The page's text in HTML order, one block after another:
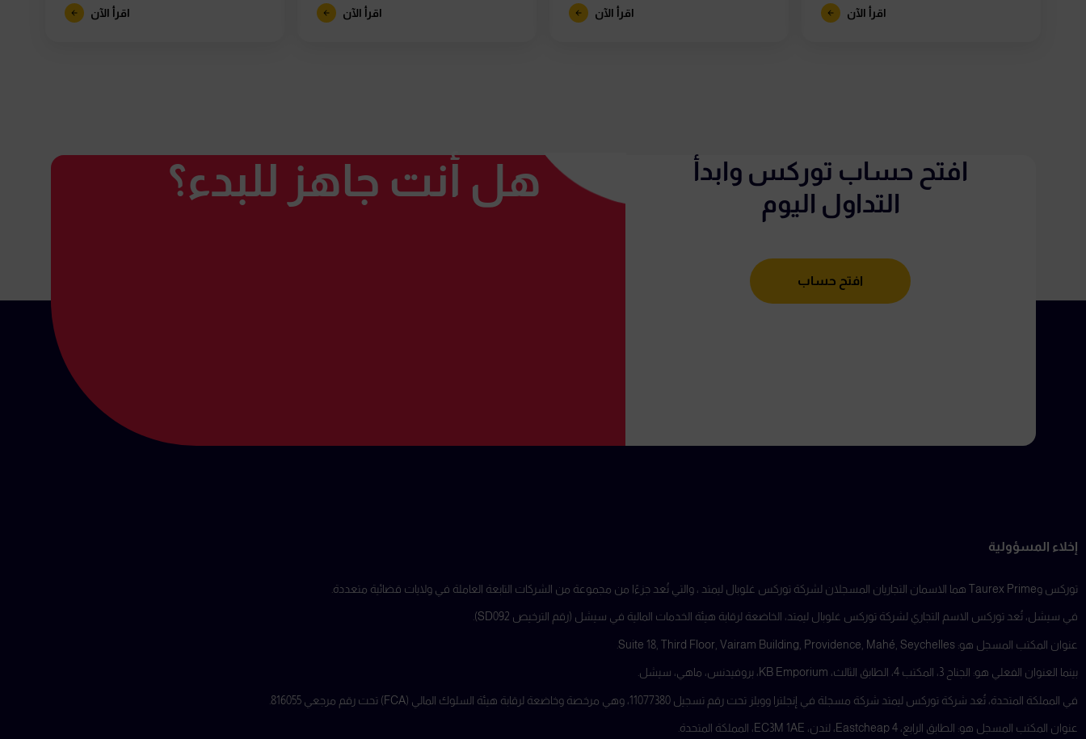
اقرأ الآن اقرأ الآن اقرأ الآن اقرأ الآن
هل أنت جاهز للبدء؟
افتح حساب توركس وابدأ
التداول اليوم
افتح حساب
إخلاء المسؤولية
توركس وTaurex Prime هما الاسمان التجاريان المسجلان لشركة توركس غلوبال ليمتد ، والتي تُعد جزءًا من مجموعة من الشركات التابعة العاملة في ولايات قضائية متعددة.
في سيشل، تُعد توركس الاسم التجاري لشركة توركس غلوبال ليمتد، الخاضعة لرقابة هيئة الخدمات المالية في سيشل (رقم الترخيص SD092).
عنوان المكتب المسجل هو: Suite 18, Third Floor, Vairam Building, Providence, Mahé, Seychelles.
بينما العنوان الفعلي هو: الجناح 3، المكتب 4، الطابق الثالث، KB Emporium، بروفيدنس، ماهي، سيشل.
في المملكة المتحدة، تُعد شركة توركس ليمتد شركة مسجلة في إنجلترا وويلز تحت رقم تسجيل 11077380، وهي مرخصة وخاضعة لرقابة هيئة السلوك المالي (FCA) تحت رقم مرجعي 816055.
عنوان المكتب المسجل هو: الطابق الرابع، 4 Eastcheap، لندن، EC3M 1AE، المملكة المتحدة.